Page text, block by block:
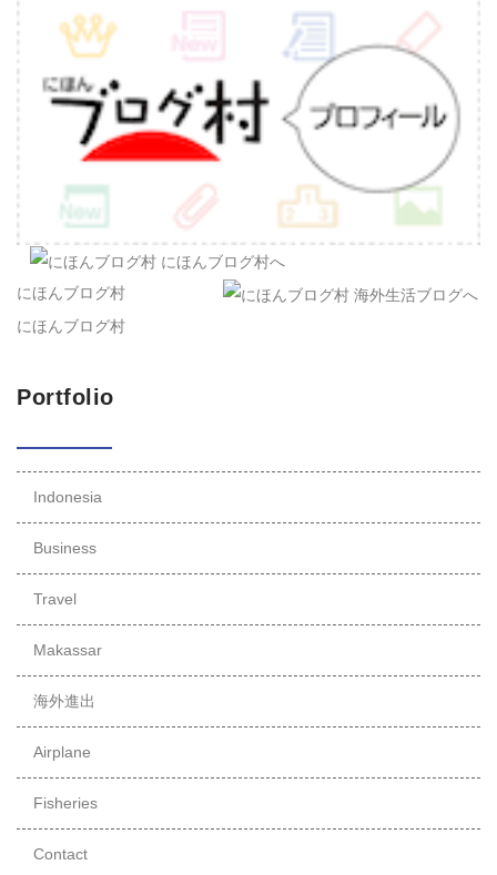
にほんブログ村
にほんブログ村
Portfolio
Indonesia
Business
Travel
Makassar
海外進出
Airplane
Fisheries
Contact